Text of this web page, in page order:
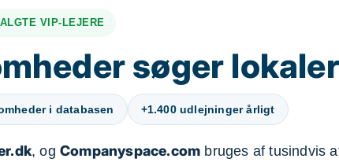
VIP-LEJERE
søger lokaler
i databasen +1.400 udlejninger årligt
, og Companyspace.com bruges af tusindvis